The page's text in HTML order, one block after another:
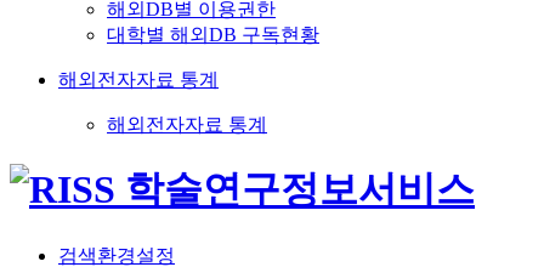
해외DB별 이용권한
대학별 해외DB 구독현황
해외전자자료 통계
해외전자자료 통계
검색환경설정